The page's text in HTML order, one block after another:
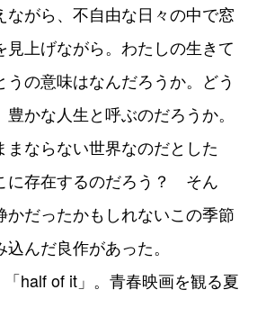
ながら、不自由な日々の中で窓
上げながら。わたしの生きて
うの意味はなんだろうか。どう
かな人生と呼ぶのだろうか。
まならない世界なのだとした
に存在するのだろう？ そん
かだったかもしれないこの季節
んだ良作があった。
half of it」。青春映画を観る夏